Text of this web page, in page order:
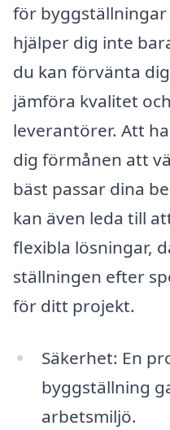
för byggställningar
hjälper dig inte
du kan förvänta
jämföra kvalitet
leverantörer. Att
dig förmånen att
bäst passar dina
kan även leda till
flexibla lösningar,
ställningen efter
för ditt projekt.
Säkerhet: En
byggställning
arbetsmiljö.